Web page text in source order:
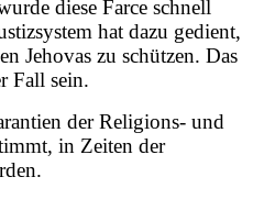
diese Farce schnell
hat dazu gedient,
Jehovas zu schützen. Das
Fall sein.
der Religions- und
in Zeiten der